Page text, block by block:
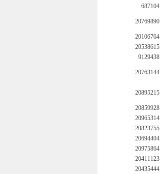
687104
20769890
20106764
20538615
9129438
20763144
20895215
20859928
20965314
20823755
20694404
20975864
20411123
20435444